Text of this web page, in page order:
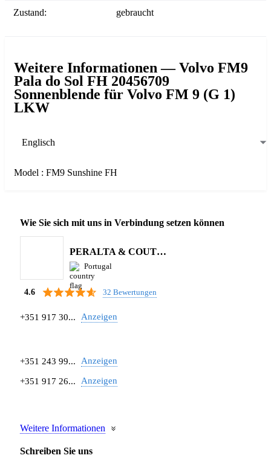
Zustand: gebraucht
Weitere Informationen — Volvo FM9
Pala do Sol FH 20456709
Sonnenblende für Volvo FM 9 (G 1)
LKW
Englisch
Model : FM9 Sunshine FH
Wie Sie sich mit uns in Verbindung setzen können
PERALTA & COUTINHO S.A.
Portugal
4.6 32 Bewertungen
+351 917 30... Anzeigen
+351 243 99... Anzeigen
+351 917 26... Anzeigen
Weitere Informationen
Schreiben Sie uns